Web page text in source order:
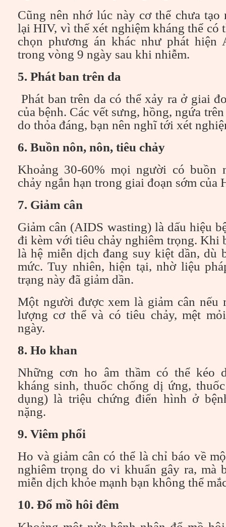
Cũng nên nhớ lúc này cơ thể chưa tạo
lại HIV, vì thế xét nghiệm kháng thể có
chọn phương án khác như phát hiện
trong vòng 9 ngày sau khi nhiễm.
5. Phát ban trên da
Phát ban trên da có thể xảy ra ở giai
của bệnh. Các vết sưng, hồng, ngứa
do thỏa đáng, bạn nên nghĩ tới xét
6. Buồn nôn, nôn, tiêu chảy
Khoảng 30-60% mọi người có buồn
chảy ngắn hạn trong giai đoạn sớm của
7. Giảm cân
Giảm cân (AIDS wasting) là dấu hiệu
đi kèm với tiêu chảy nghiêm trọng. Khi
là hệ miễn dịch đang suy kiệt dần, dù
mức. Tuy nhiên, hiện tại, nhờ liệu
trạng này đã giảm dần.
Một người được xem là giảm cân nếu
lượng cơ thể và có tiêu chảy, mệt
ngày.
8. Ho khan
Những cơn ho âm thầm có thể kéo
kháng sinh, thuốc chống dị ứng,
dụng) là triệu chứng điển hình ở
nặng.
9. Viêm phổi
Ho và giảm cân có thể là chỉ báo về
nghiêm trọng do vi khuẩn gây ra, mà
miễn dịch khỏe mạnh bạn không thể
10. Đổ mồ hôi đêm